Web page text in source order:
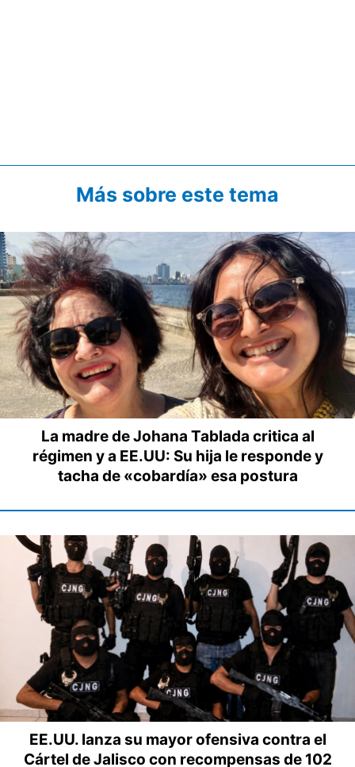
Más sobre este tema
La madre de Johana Tablada critica al
régimen y a EE.UU: Su hija le responde y
tacha de «cobardía» esa postura
EE.UU. lanza su mayor ofensiva contra el
Cártel de Jalisco con recompensas de 102